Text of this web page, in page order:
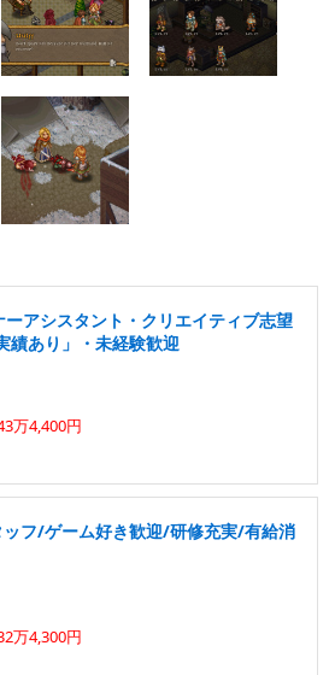
アシスタント・クリエイティブ志望
績あり」・未経験歓迎
万4,400円
フ/ゲーム好き歓迎/研修充実/有給消
万4,300円